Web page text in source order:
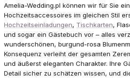
Amelia-Wedding.pl können wir für Sie
Hochzeitsaccessoires im gleichen Stil
Hochzeitseinladungen, Tischkarten,
und sogar ein Gästebuch vor – alles
wunderschönen, burgund-rosa
Konsequenz verleiht der gesamten
und äußerst eleganten Charakter. Ihre
Detail sicher zu schätzen wissen, und